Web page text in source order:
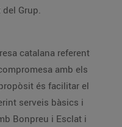
Grup.
catalana referent
amb els
és facilitar el
serveis bàsics i
Bonpreu i Esclat i